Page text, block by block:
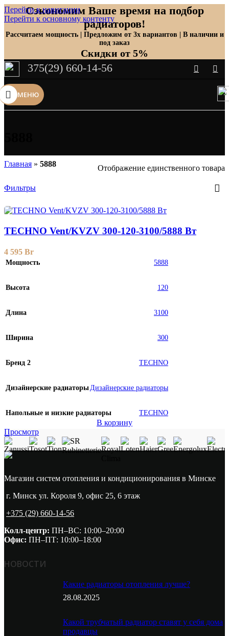
Перейти к навигации
Перейти к основному контенту
Сэкономим Ваше время на подбор
радиаторов!
Рассчитаем мощность | Предложим от 3х вариантов | В наличии и
под заказ
Скидки от 5%
375(29) 660-14-56
МЕНЮ
Главная » 5888 Отображение единственного товара
Фильтры
TECHNO Vent/KVZV 300-120-3100/5888 Вт
4 595 Br
Мощность 5888
Высота 120
Длина 3100
Ширина 300
Бренд 2 TECHNO
Дизайнерские радиаторыДизайнерские радиаторы
Напольные и низкие радиаторы TECHNO
В корзину
Просмотр
Магазин систем отопления и кондиционирования в Минске
г. Минск ул. Короля 9, офис 25, 6 этаж
+375 (29) 660-14-56
Колл-центр: ПН–ВС: 10:00–20:00​
Офис: ПН–ПТ: 10:00–18:00
НОВОСТИ
Какие радиаторы отопления лучше?
28.08.2025
Какой трубчатый радиатор ставят у себя дома
продавцы